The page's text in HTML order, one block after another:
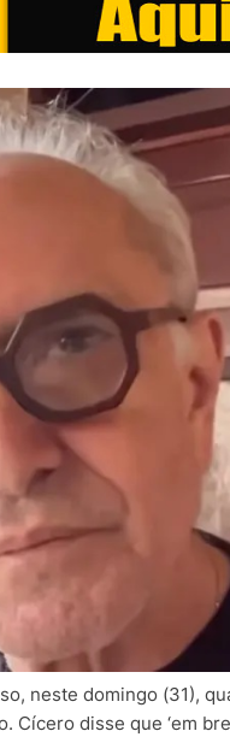
neste domingo (31),
disse que ‘em